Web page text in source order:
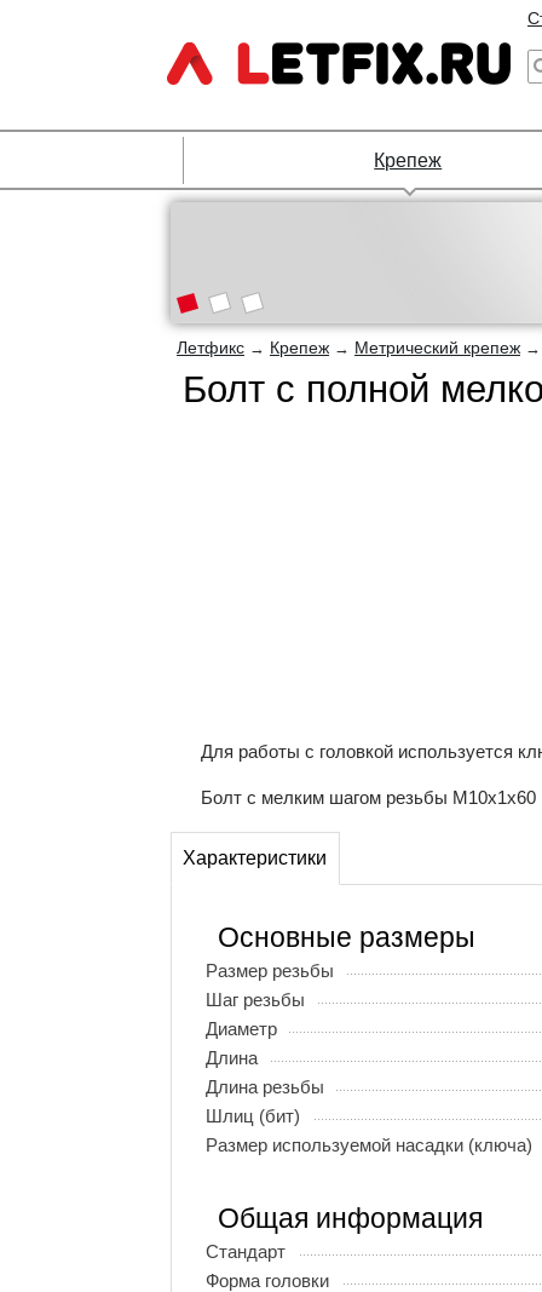
Крепеж
Летфикс → Крепеж → Метрический крепеж
Болт с полной
Для работы с головкой используется
Болт с мелким шагом резьбы М10х1х60
Характеристики
Основные размеры
Размер резьбы
Шаг резьбы
Диаметр
Длина
Длина резьбы
Шлиц (бит)
Размер используемой насадки (ключа)
Общая информация
Стандарт
Форма головки